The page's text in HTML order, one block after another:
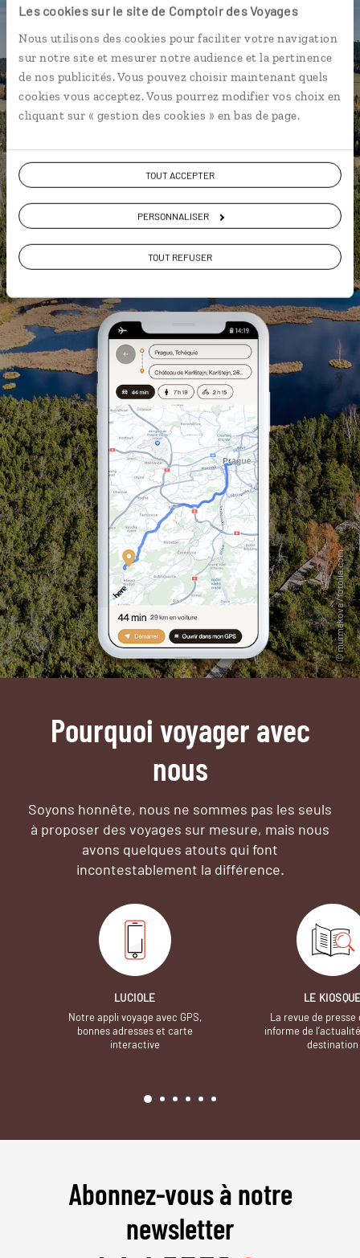
Les cookies sur le site de Comptoir des Voyages
Nous utilisons des cookies pour faciliter votre navigation
sur notre site et mesurer notre audience et la pertinence
de nos publicités. Vous pouvez choisir maintenant quels
cookies vous acceptez. Vous pourrez modifier vos choix en
cliquant sur « gestion des cookies » en bas de page.
TOUT ACCEPTER
PERSONNALISER
TOUT REFUSER
L’itinéraire vers votrepenzionen 1
Notre sélection de brasseries à
Prague
Les plus beaux monuments à
l’architecture gothique
L'album souvenirs à composer
vous-même
Pourquoi voyager avec
nous
Soyons honnête, nous ne sommes pas les seuls
à proposer des voyages sur mesure, mais nous
avons quelques atouts qui font
incontestablement la différence.
LUCIOLE
Notre appli voyage avec GPS,
bonnes adresses et carte
interactive
LE
La revue de presse
informe de
destination
Abonnez-vous à notre
newsletter